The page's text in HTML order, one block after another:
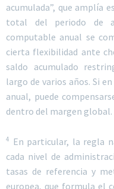
acumulada”, que amplía
total del periodo de
computable anual se
cierta flexibilidad ante
saldo acumulado
largo de varios años. Si
anual, puede
dentro del margen global.
4
En particular, la regla
cada nivel de
tasas de referencia y
europea, que formula el